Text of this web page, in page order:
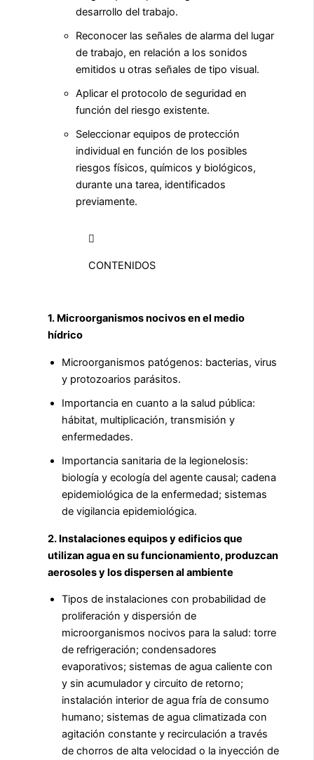
desarrollo del trabajo.
Reconocer las señales de alarma del lugar
de trabajo, en relación a los sonidos
emitidos u otras señales de tipo visual.
Aplicar el protocolo de seguridad en
función del riesgo existente.
Seleccionar equipos de protección
individual en función de los posibles
riesgos físicos, químicos y biológicos,
durante una tarea, identificados
previamente.
CONTENIDOS
1. Microorganismos nocivos en el medio
hídrico
Microorganismos patógenos: bacterias, virus
y protozoarios parásitos.
Importancia en cuanto a la salud pública:
hábitat, multiplicación, transmisión y
enfermedades.
Importancia sanitaria de la legionelosis:
biología y ecología del agente causal; cadena
epidemiológica de la enfermedad; sistemas
de vigilancia epidemiológica.
2. Instalaciones equipos y edificios que
utilizan agua en su funcionamiento, produzcan
aerosoles y los dispersen al ambiente
Tipos de instalaciones con probabilidad de
proliferación y dispersión de
microorganismos nocivos para la salud: torre
de refrigeración; condensadores
evaporativos; sistemas de agua caliente con
y sin acumulador y circuito de retorno;
instalación interior de agua fría de consumo
humano; sistemas de agua climatizada con
agitación constante y recirculación a través
de chorros de alta velocidad o la inyección de